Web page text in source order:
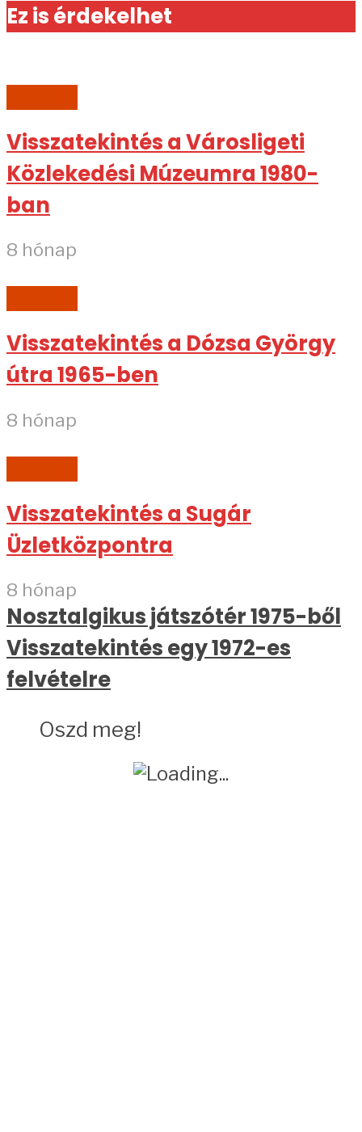
Ez is érdekelhet
Visszatekintés a Városligeti
Közlekedési Múzeumra 1980-
ban
8 hónap
Visszatekintés a Dózsa György
útra 1965-ben
8 hónap
Visszatekintés a Sugár
Üzletközpontra
8 hónap
Nosztalgikus játszótér 1975-ből
Visszatekintés egy 1972-es
felvételre
Oszd meg!